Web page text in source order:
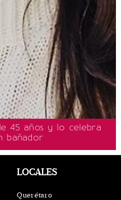
45 años y lo celebra
bañador
LOCALES
Querétaro